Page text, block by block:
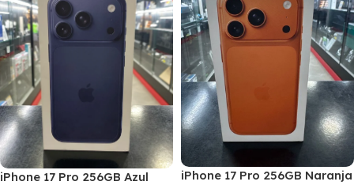
iPhone 17 Pro 256GB Azul iPhone 17 Pro 256GB Naranja